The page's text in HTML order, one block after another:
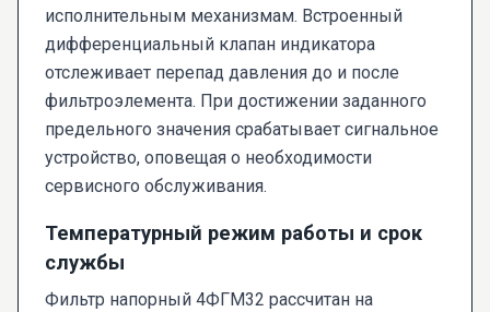
исполнительным механизмам. Встроенный
дифференциальный клапан индикатора
отслеживает перепад давления до и после
фильтроэлемента. При достижении заданного
предельного значения срабатывает сигнальное
устройство, оповещая о необходимости
сервисного обслуживания.
Температурный режим работы и срок
службы
Фильтр напорный 4ФГМ32 рассчитан на